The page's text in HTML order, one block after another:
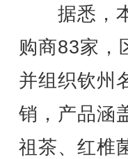
据悉，本
购商83家，
并组织钦州
销，产品涵
祖茶、红椎